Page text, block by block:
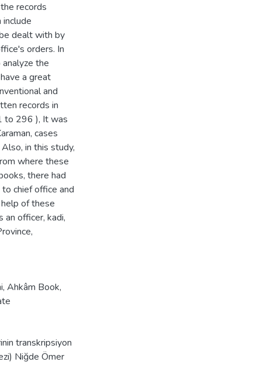
records
dealt with by
orders. In
the
a great
and
records in
to 296 ), It was
cases
in this study,
where these
there had
chief office and
of these
officer, kadi,
, Ahkâm Book,
transkripsiyon
Niğde Ömer